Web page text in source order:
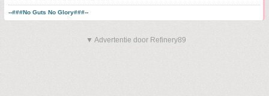
--###No Guts No Glory###--
▼ Advertentie door Refinery89